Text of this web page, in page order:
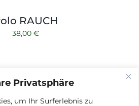
Privatsphäre
um Ihr Surferlebnis zu
RAUCH
38,00 €